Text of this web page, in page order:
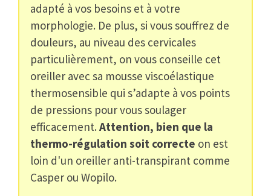
adapté à vos besoins et à votre
morphologie. De plus, si vous souffrez de
douleurs, au niveau des cervicales
particulièrement, on vous conseille cet
oreiller avec sa mousse viscoélastique
thermosensible qui s’adapte à vos points
de pressions pour vous soulager
efficacement. Attention, bien que la
thermo-régulation soit correcte on est
loin d'un oreiller anti-transpirant comme
Casper ou Wopilo.